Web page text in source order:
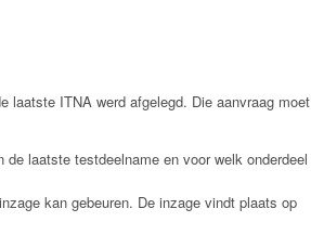
laatste ITNA werd afgelegd. Die aanvraag moet
laatste testdeelname en voor welk onderdeel
kan gebeuren. De inzage vindt plaats op